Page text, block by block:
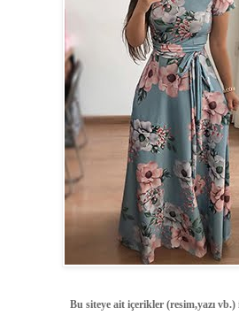
Bu siteye ait içerikler (resim,yazı